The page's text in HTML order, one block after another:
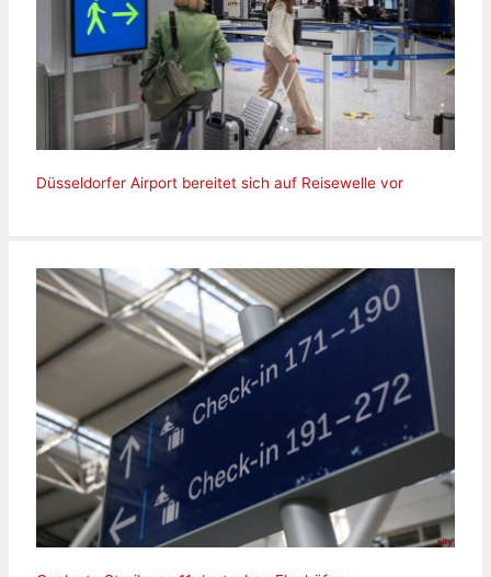
Düsseldorfer Airport bereitet sich auf Reisewelle vor